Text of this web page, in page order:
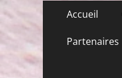
Menu
contenu
Accueil
Partenaires